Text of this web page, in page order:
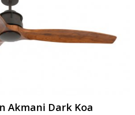
Akmani Dark Koa